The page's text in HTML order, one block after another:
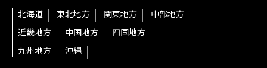
北海道 東北地方 関東地方
中部地方
近畿地方
中国地方
四国地方
九州地方
沖縄